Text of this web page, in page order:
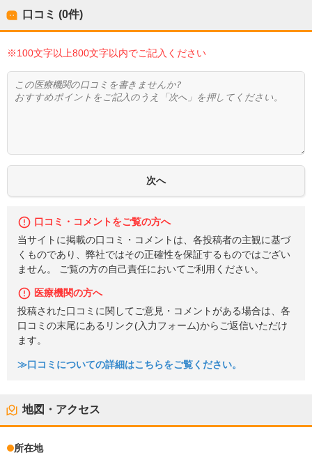
口コミ (0件)
※100文字以上800文字以内でご記入ください
口コミ・コメントをご覧の方へ
当サイトに掲載の口コミ・コメントは、各投稿者の主観に基づ
くものであり、弊社ではその正確性を保証するものではござい
ません。 ご覧の方の自己責任においてご利用ください。
医療機関の方へ
投稿された口コミに関してご意見・コメントがある場合は、各
口コミの末尾にあるリンク(入力フォーム)からご返信いただけ
ます。
≫口コミについての詳細はこちらをご覧ください。
地図・アクセス
所在地